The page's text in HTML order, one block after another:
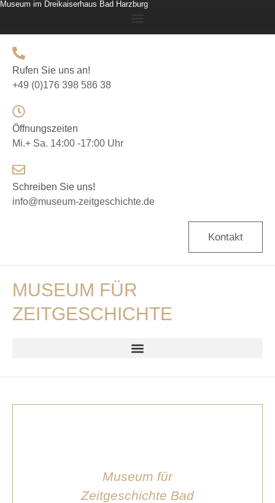
Museum im Dreikaiserhaus Bad Harzburg
Rufen Sie uns an!
+49 (0)176 398 586 38
Öffnungszeiten
Mi.+ Sa. 14:00 -17:00 Uhr
Schreiben Sie uns!
info@museum-zeitgeschichte.de
Kontakt
MUSEUM FÜR
ZEITGESCHICHTE
Museum für
Zeitgeschichte Bad